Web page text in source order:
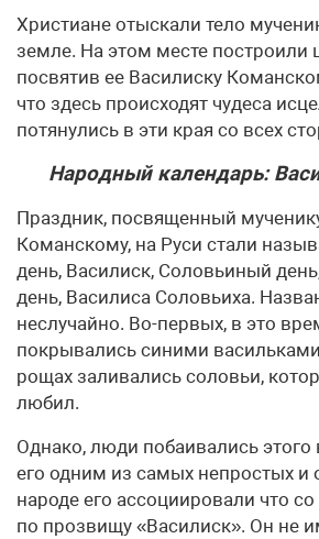
Христиане отыскали тело
земле. На этом месте построили
посвятив ее Василиску
что здесь происходят чудеса
потянулись в эти края со всех
Народный календарь:
Праздник, посвященный
Команскому, на Руси стали
день, Василиск, Соловьиный
день, Василиса Соловьиха.
неслучайно. Во-первых, в это
покрывались синими
рощах заливались соловьи,
любил.
Однако, люди побаивались этого
его одним из самых непростых и
народе его ассоциировали что
по прозвищу «Василиск». Он не